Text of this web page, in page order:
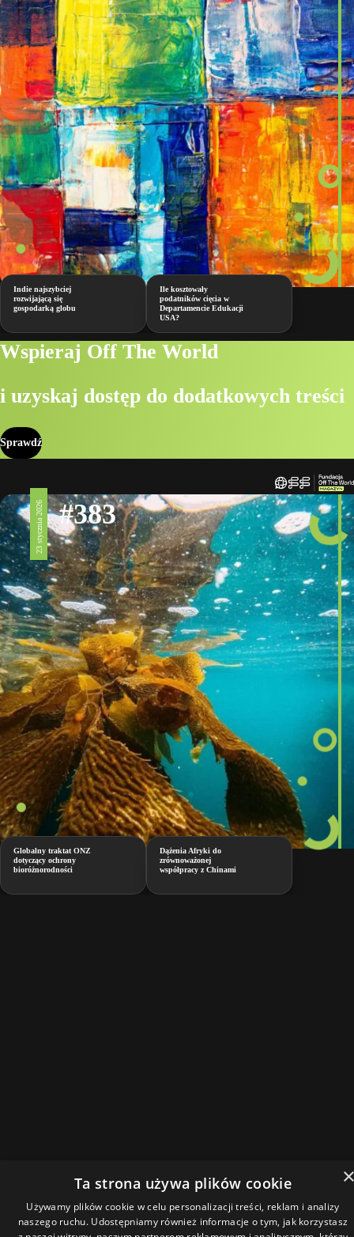
Indie najszybciej
rozwijającą się
gospodarką globu
Ile kosztowały
podatników cięcia w
Departamencie Edukacji
USA?
Wspieraj Off The World
i uzyskaj dostęp do dodatkowych treści
Sprawdź
23 stycznia 2026 #383
Globalny traktat ONZ
dotyczący ochrony
bioróżnorodności
Dążenia Afryki do
zrównoważonej
współpracy z Chinami
Ta strona używa plików cookie
Używamy plików cookie w celu personalizacji treści, reklam i analizy
naszego ruchu. Udostępniamy również informacje o tym, jak korzystasz